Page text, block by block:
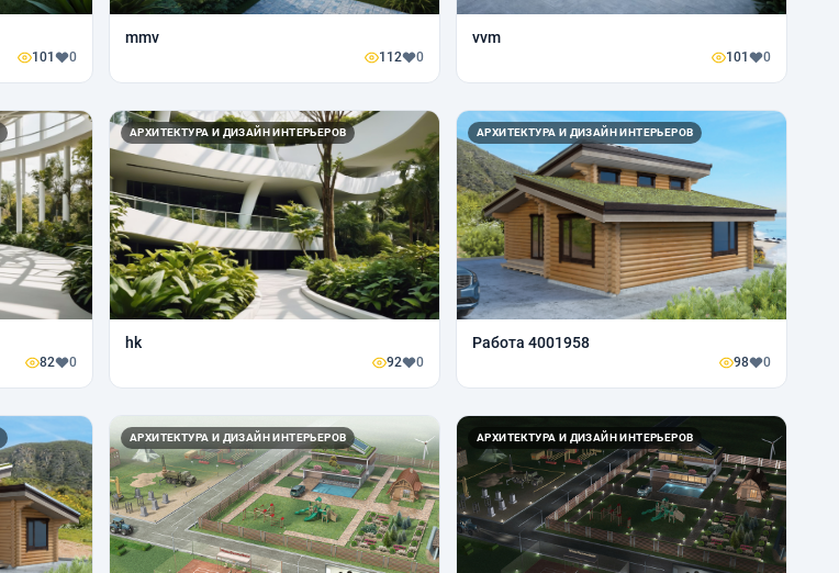
101 0
mmv
112 0
vvm
101 0
82 0
АРХИТЕКТУРА И ДИЗАЙН ИНТЕРЬЕРОВ
hk
92 0
АРХИТЕКТУРА И ДИЗАЙН ИНТЕРЬЕРОВ
Работа 4001958
98 0
АРХИТЕКТУРА И ДИЗАЙН ИНТЕРЬЕРОВ АРХИТЕКТУРА И ДИЗАЙН ИНТЕРЬЕРОВ